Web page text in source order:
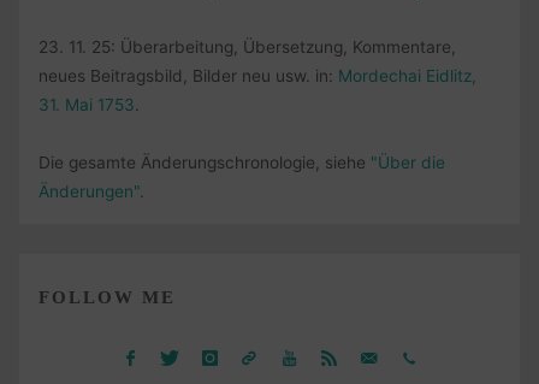
23. 11. 25: Überarbeitung, Übersetzung, Kommentare,
neues Beitragsbild, Bilder neu usw. in: Mordechai Eidlitz,
31. Mai 1753
Die gesamte Änderungschronologie, siehe "Über die
Änderungen".
FOLLOW ME